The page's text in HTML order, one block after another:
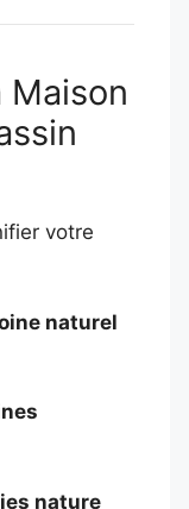
votre
naturel
nature